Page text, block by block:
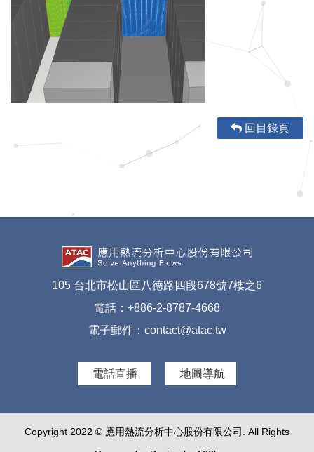
回目錄頁
105 台北市松山區八德路四段678號7樓之6
電話：+886-2-8787-4668
電子郵件： contact@atac.tw
電話直播 地圖導航
Copyright 2022 © 應用熱流分析中心股份有限公司. All Rights